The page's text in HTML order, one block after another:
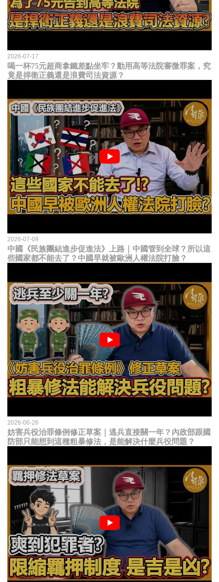
2026-07-17
喝一杯75元超商拿鐵差點坐牢？動用高等法院審微罪案，究
竟是捍衛正義還是浪費司法資源？
2026-07-09
中國《民族團結進步促進法》上路｜中國管到全球？所以這
些國家都不能去了？中國早就被歐洲人權法院打臉？
2026-06-26
妨害兵役治罪條例修正草案｜逃兵直接關一年？內政部跟國
防部只能想到這種粗暴修法，是能解決什麼兵役問題？